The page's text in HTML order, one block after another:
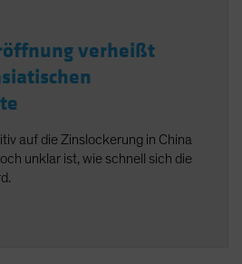
verheißt
auf die Zinslockerung in China
unklar ist, wie schnell sich die